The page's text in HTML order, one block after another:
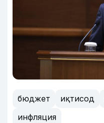
бюджет иқтисод
инфляция